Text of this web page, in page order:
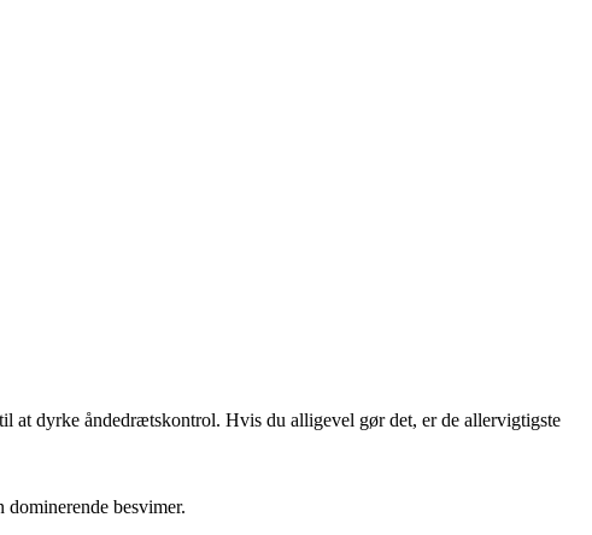
dyrke åndedrætskontrol. Hvis du alligevel gør det, er de allervigtigste
besvimer.